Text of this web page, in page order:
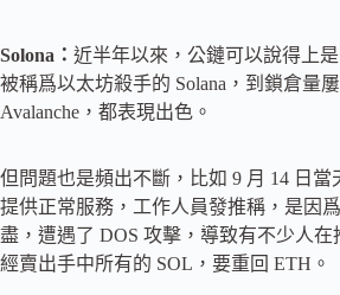
Solona： 近半年以來，公鏈可以說得上
被稱爲以太坊殺手的 Solana，到鎖倉量
Avalanche，都表現出色。
但問題也是頻出不斷，比如 9 月 14 日當
提供正常服務，工作人員發推稱，是因
盡，遭遇了 DOS 攻擊，導致有不少人在
經賣出手中所有的 SOL，要重回 ETH。